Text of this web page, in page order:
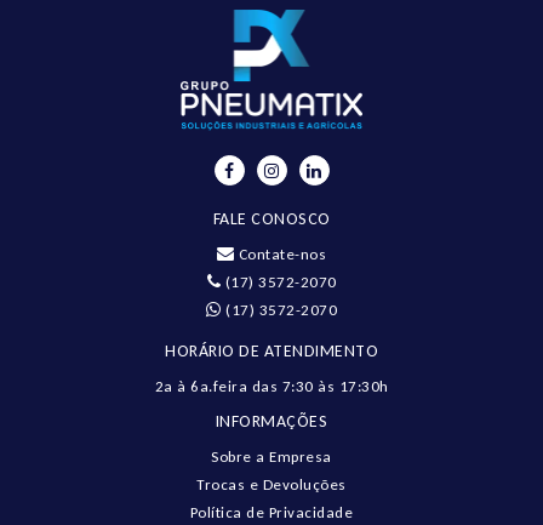
FALE CONOSCO
Contate-nos
(17) 3572-2070
(17) 3572-2070
HORÁRIO DE ATENDIMENTO
2a à 6a.feira das 7:30 às 17:30h
INFORMAÇÕES
Sobre a Empresa
Trocas e Devoluções
Política de Privacidade